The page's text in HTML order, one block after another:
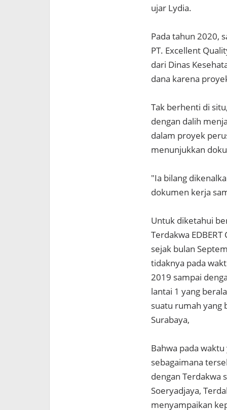
ujar Lydia.
Pada tahun 2020,
PT. Excellent
dari Dinas
dana karena
Tak berhenti di
dengan dalih
dalam proyek
menunjukkan
"Ia bilang
dokumen kerja
Untuk diketahui
Terdakwa
sejak bulan
tidaknya pada
2019 sampai
lantai 1 yang
suatu rumah yang
Surabaya,
Bahwa pada
sebagaimana
dengan Terdakwa
Soeryadjaya,
menyampaikan